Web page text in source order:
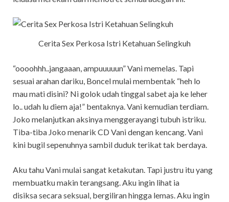
Cerita Sex Perkosa Istri Ketahuan Selingkuh
“oooohhh..jangaaan, ampuuuuun” Vani memelas. Tapi
sesuai arahan dariku, Boncel mulai membentak “heh lo
mau mati disini? Ni golok udah tinggal sabet aja ke leher
lo.. udah lu diem aja!” bentaknya. Vani kemudian terdiam.
Joko melanjutkan aksinya menggerayangi tubuh istriku.
Tiba-tiba Joko menarik CD Vani dengan kencang. Vani
kini bugil sepenuhnya sambil duduk terikat tak berdaya.
Aku tahu Vani mulai sangat ketakutan. Tapi justru itu yang
membuatku makin terangsang. Aku ingin lihat ia
disiksa secara seksual, bergiliran hingga lemas. Aku ingin